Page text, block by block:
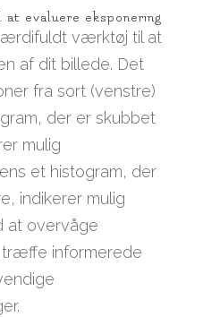
evaluere eksponering
værktøj til at
af dit billede. Det
fra sort (venstre)
der er skubbet
mulig
et histogram, der
indikerer mulig
at overvåge
træffe informerede